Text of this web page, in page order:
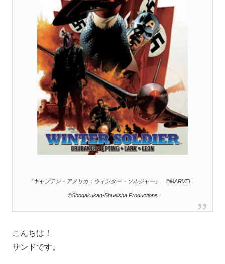
『キャプテン・アメリカ：ウィンター・ソルジャー』 ©MARVEL
©Shogakukan-Shueisha Productions
こんちは！
サンドです。